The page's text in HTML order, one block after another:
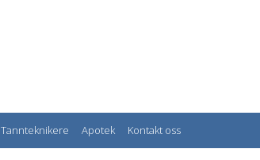
Tannteknikere Apotek Kontakt oss